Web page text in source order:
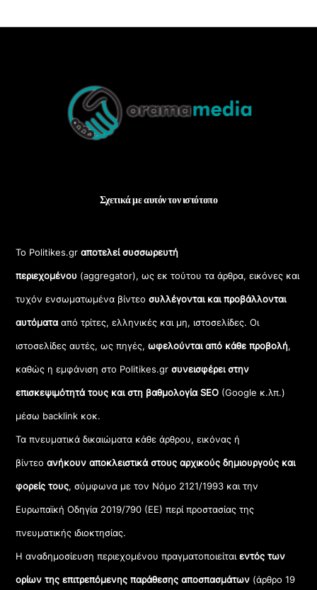
Top
Σχετικά με αυτόν τον ιστότοπο
Το Politikes.grαποτελεί συσσωρευτή
περιεχομένου (aggregator), ως εκ τούτου τα άρθρα, εικόνες και
τυχόν ενσωματωμένα βίντεοσυλλέγονται και προβάλλονται
αυτόματααπό τρίτες, ελληνικές και μη, ιστοσελίδες. Οι
ιστοσελίδες αυτές, ως πηγές,ωφελούνται από κάθε προβολή,
καθώς η εμφάνιση στο Politikes.gr συνεισφέρει στην
επισκεψιμότητά τους και στη βαθμολογία SEO (Google κ.λπ.)
μέσω backlink κοκ.
Τα πνευματικά δικαιώματα κάθε άρθρου, εικόνας ή
βίντεοανήκουν αποκλειστικά στους αρχικούς δημιουργούς και
φορείς τους, σύμφωνα με τον Νόμο 2121/1993 και την
Ευρωπαϊκή Οδηγία 2019/790 (ΕΕ) περί προστασίας της
πνευματικής ιδιοκτησίας.
Η αναδημοσίευση περιεχομένου πραγματοποιείταιεντός των
ορίων της επιτρεπόμενης παράθεσης αποσπασμάτων (άρθρο 19